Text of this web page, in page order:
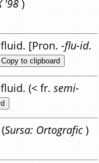
'98 )
[Pron.-flu-id.
Copy to clipboard
(< fr.semi-
Sursa: Ortografic )